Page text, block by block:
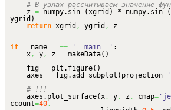
# В узлах рассчитываем значение
z = numpy. sin (xgrid ) * numpy. sin (
ygrid )
return xgrid , ygrid , z
if __name__ == '__main__' :
x, y, z = makeData( )
fig = plt. figure( )
axes = fig.add_subplot ( projection=
# !!!
axes. plot_surface(x, y, z , cmap=
ccount=40,